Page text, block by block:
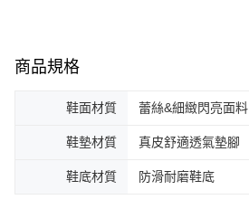
商品規格
鞋面材質 蕾絲&細緻閃亮面料
鞋墊材質 真皮舒適透氣墊腳
鞋底材質 防滑耐磨鞋底